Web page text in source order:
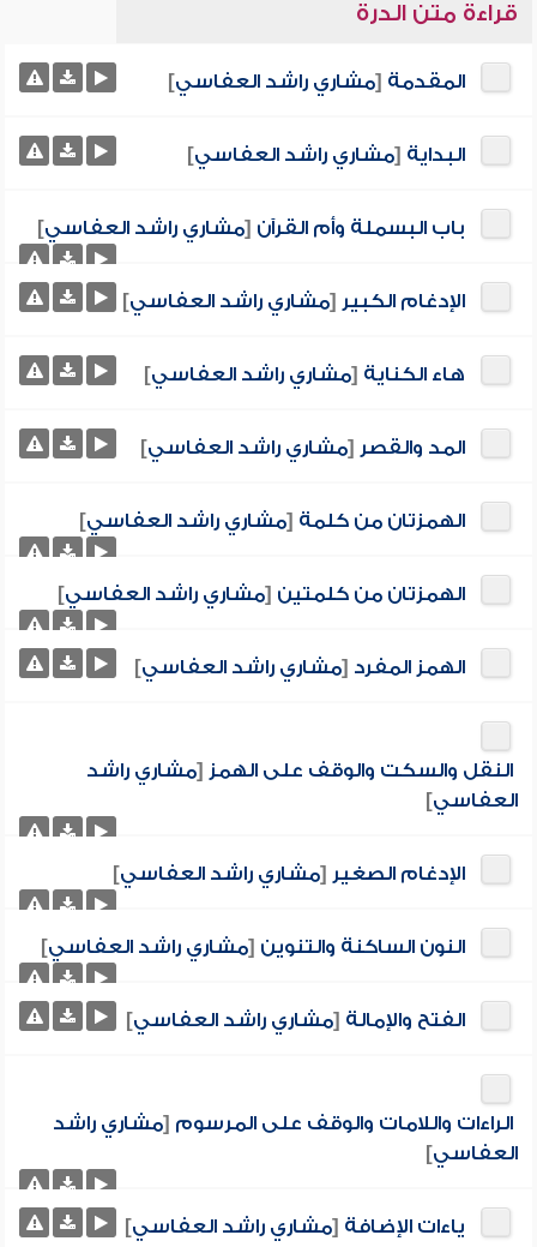
قراءة متن الدرة
المقدمة [مشاري راشد العفاسي]
البداية [مشاري راشد العفاسي]
باب البسملة وأم القرآن [مشاري راشد العفاسي]
الإدغام الكبير [مشاري راشد العفاسي]
هاء الكناية [مشاري راشد العفاسي]
المد والقصر [مشاري راشد العفاسي]
الهمزتان من كلمة [مشاري راشد العفاسي]
الهمزتان من كلمتين [مشاري راشد العفاسي]
الهمز المفرد [مشاري راشد العفاسي]
النقل والسكت والوقف على الهمز [مشاري راشد
العفاسي]
الإدغام الصغير [مشاري راشد العفاسي]
النون الساكنة والتنوين [مشاري راشد العفاسي]
الفتح والإمالة [مشاري راشد العفاسي]
الراءات واللامات والوقف على المرسوم [مشاري راشد
العفاسي]
ياءات الإضافة [مشاري راشد العفاسي]